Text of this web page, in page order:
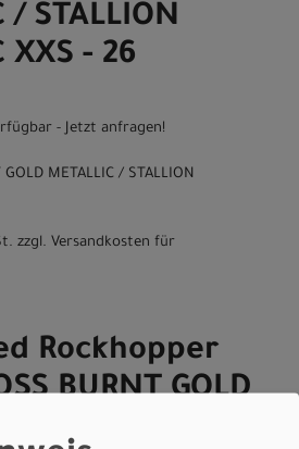
/ STALLION
XXS - 26
- Jetzt anfragen!
GOLD METALLIC / STALLION
zzgl. Versandkosten für
Rockhopper
BURNT GOLD
/ STALLION